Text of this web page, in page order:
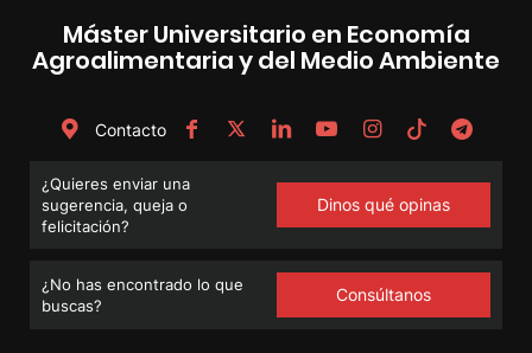
Máster Universitario en Economía
Agroalimentaria y del Medio Ambiente
Contacto
¿Quieres enviar una
sugerencia, queja o
felicitación?
Dinos qué opinas
¿No has encontrado lo que
buscas?
Consúltanos